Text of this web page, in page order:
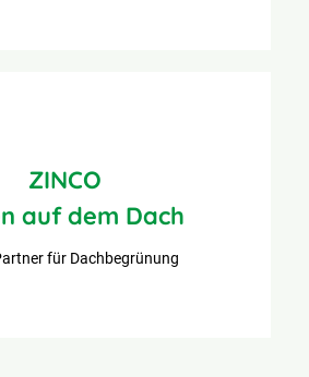
ZINCO
auf dem Dach
für Dachbegrünung